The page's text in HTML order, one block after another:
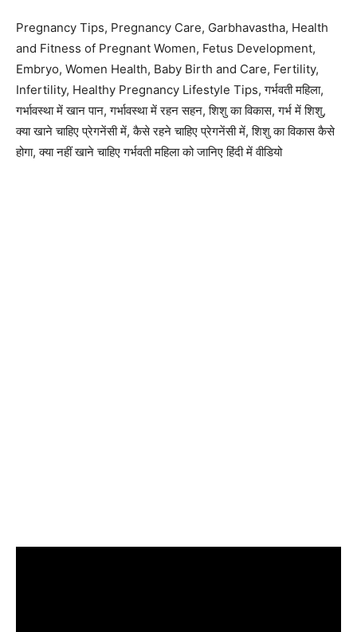
Pregnancy Tips, Pregnancy Care, Garbhavastha, Health
and Fitness of Pregnant Women, Fetus Development,
Embryo, Women Health, Baby Birth and Care, Fertility,
Infertility, Healthy Pregnancy Lifestyle Tips, गर्भवती महिला,
गर्भावस्था में खान पान, गर्भावस्था में रहन सहन, शिशु का विकास, गर्भ में शिशु,
क्या खाने चाहिए प्रेगनेंसी में, कैसे रहने चाहिए प्रेगनेंसी में, शिशु का विकास कैसे
होगा, क्या नहीं खाने चाहिए गर्भवती महिला को जानिए हिंदी में वीडियो